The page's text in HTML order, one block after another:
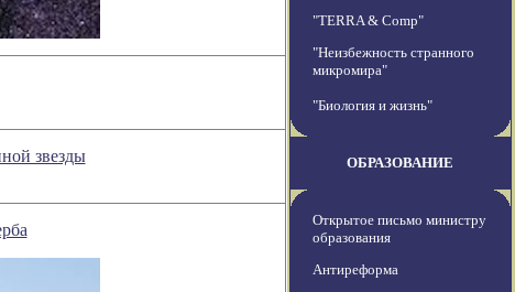
звезды
"TERRA & Comp"
"Неизбежность странного
микромира"
"Биология и жизнь"
ОБРАЗОВАНИЕ
Открытое письмо министру
образования
Антиреформа